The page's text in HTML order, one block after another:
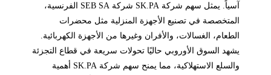
آسياً. يمثل سهم شركة SK.PA شركة SEB SA الفرنسية،
المتخصصة في تصنيع الأجهزة المنزلية مثل محضرات
الطعام، الغسالات، والأفران وغيرها من الأجهزة الكهربائية.
يشهد السوق الأوروبي حاليًا تحولات سريعة في قطاع التجزئة
والسلع الاستهلاكية، مما يمنح سهم شركة SK.PA أهمية